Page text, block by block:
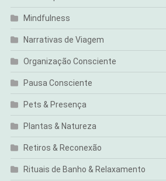
Mindfulness
Narrativas de Viagem
Organização Consciente
Pausa Consciente
Pets & Presença
Plantas & Natureza
Retiros & Reconexão
Rituais de Banho & Relaxamento